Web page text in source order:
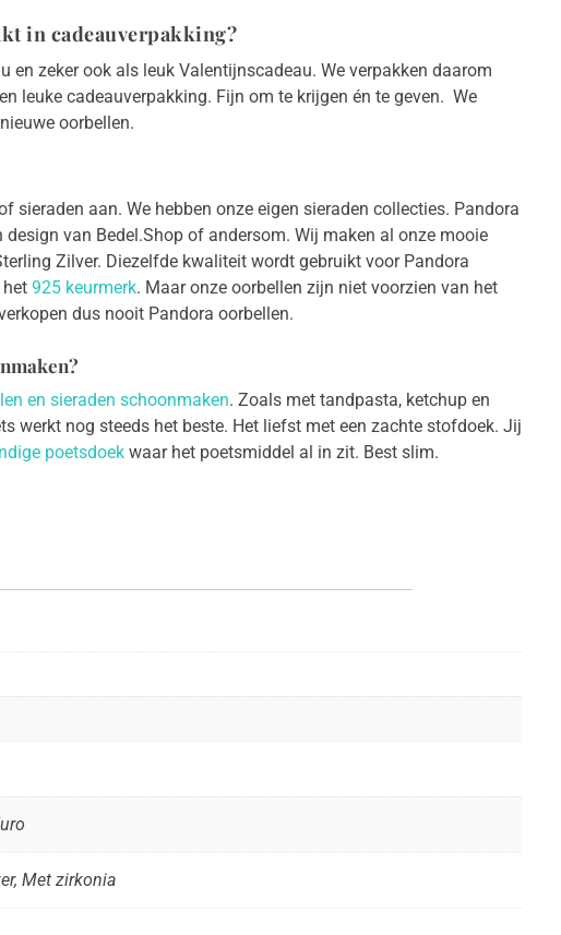
in cadeauverpakking?
en zeker ook als leuk Valentijnscadeau. We verpakken daarom
leuke cadeauverpakking. Fijn om te krijgen én te geven. We
oorbellen.
sieraden aan. We hebben onze eigen sieraden collecties. Pandora
van Bedel.Shop of andersom. Wij maken al onze mooie
Zilver. Diezelfde kwaliteit wordt gebruikt voor Pandora
925 keurmerk. Maar onze oorbellen zijn niet voorzien van het
dus nooit Pandora oorbellen.
en sieraden schoonmaken. Zoals met tandpasta, ketchup en
werkt nog steeds het beste. Het liefst met een zachte stofdoek. Jij
poetsdoek waar het poetsmiddel al in zit. Best slim.
Met zirkonia